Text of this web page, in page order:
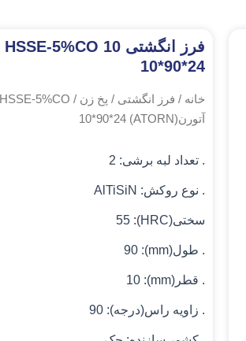
10*90*24
خانه / فرز انگشتی / پخ زن /
HSSE-5%CO
آتورن(ATORN) 10*90*24
. تعداد لبه برشی: 2
. نوع روکش: AlTiSiN
سختی(HRC): 55
. طول(mm): 90
. قطر(mm): 10
. زاویه راس(درجه): 90